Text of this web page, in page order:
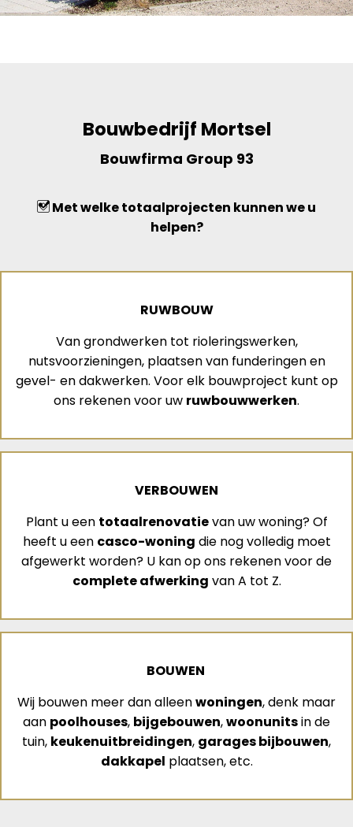
Bouwbedrijf Mortsel
Bouwfirma Group 93
Met welke totaalprojecten kunnen we u
helpen?
RUWBOUW
Van grondwerken tot rioleringswerken,
nutsvoorzieningen, plaatsen van funderingen en
gevel- en dakwerken. Voor elk bouwproject kunt op
ons rekenen voor uw ruwbouwwerken.
VERBOUWEN
Plant u een totaalrenovatievan uw woning? Of
heeft u een casco-woning die nog volledig moet
afgewerkt worden? U kan op ons rekenen voor de
complete afwerking van A tot Z.
BOUWEN
Wij bouwen meer dan alleenwoningen, denk maar
aan poolhouses, bijgebouwen,woonunitsin de
tuin, keukenuitbreidingen, garages bijbouwen,
dakkapel plaatsen, etc.